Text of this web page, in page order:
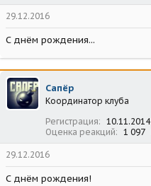
29.12.2016
С днём рождения...
Сапёр
Координатор клуба
Регистрация
10.11.2014
Оценка реакций
1 097
29.12.2016
С днём рождения!